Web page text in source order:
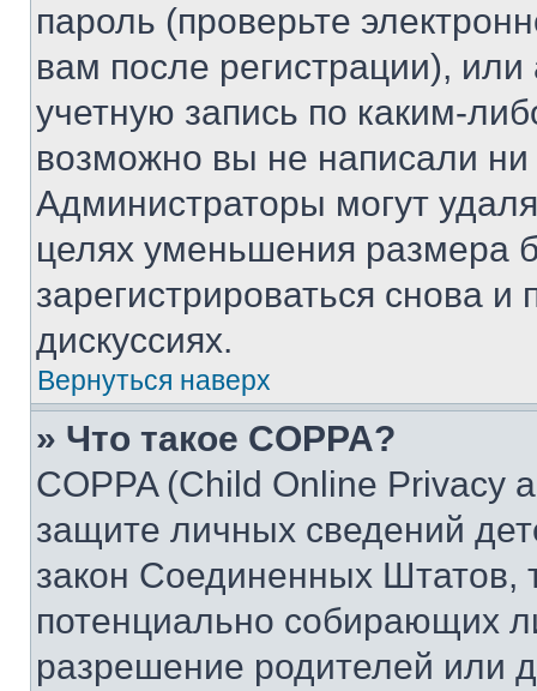
пароль (проверьте
вам после регистрации),
учетную запись по каким-
возможно вы не написали
Администраторы могут
целях уменьшения размера
зарегистрироваться снова и
дискуссиях.
Вернуться наверх
» Что такое COPPA?
COPPA (Child Online Privacy
защите личных сведений
закон Соединенных Штатов,
потенциально собирающих
разрешение родителей или